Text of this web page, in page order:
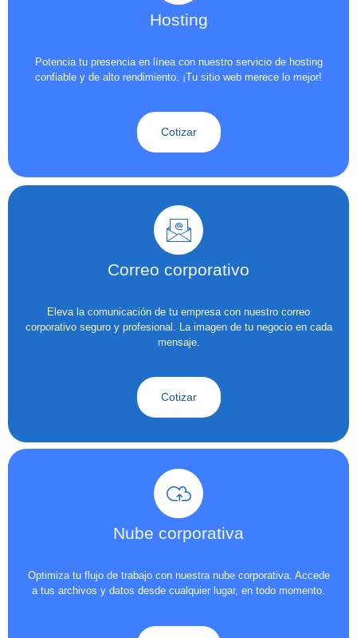
Hosting
Potencia tu presencia en línea con nuestro servicio de hosting
confiable y de alto rendimiento. ¡Tu sitio web merece lo mejor!
Cotizar
Correo corporativo
Eleva la comunicación de tu empresa con nuestro correo
corporativo seguro y profesional. La imagen de tu negocio en cada
mensaje.
Cotizar
Nube corporativa
Optimiza tu flujo de trabajo con nuestra nube corporativa. Accede
a tus archivos y datos desde cualquier lugar, en todo momento.